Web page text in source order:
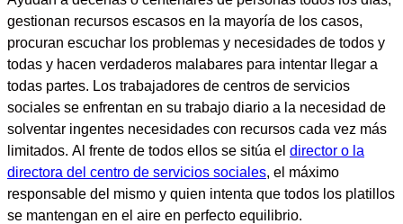
gestionan recursos escasos en la mayoría de los casos,
procuran escuchar los problemas y necesidades de todos y
todas y hacen verdaderos malabares para intentar llegar a
todas partes. Los trabajadores de centros de servicios
sociales se enfrentan en su trabajo diario a la necesidad de
solventar ingentes necesidades con recursos cada vez más
limitados. Al frente de todos ellos se sitúa el director o la
directora del centro de servicios sociales, el máximo
responsable del mismo y quien intenta que todos los platillos
se mantengan en el aire en perfecto equilibrio.